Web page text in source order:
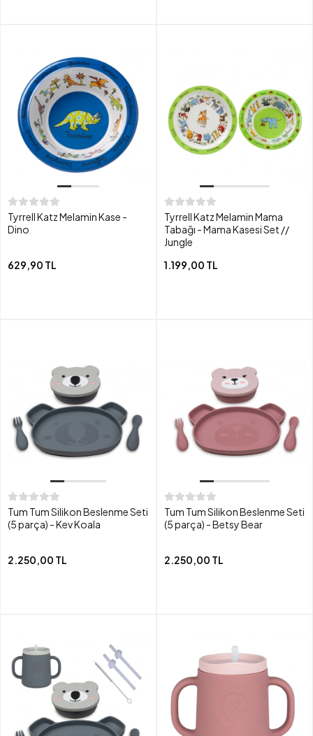
Tyrrell Katz Melamin Kase -
Dino
629,90 TL
Tyrrell Katz Melamin Mama
Tabağı - Mama Kasesi Set //
Jungle
1.199,00 TL
Tum Tum Silikon Beslenme Seti
(5 parça) - Kev Koala
2.250,00 TL
Tum Tum Silikon Beslenme Seti
(5 parça) - Betsy Bear
2.250,00 TL